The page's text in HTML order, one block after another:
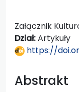
Załącznik
Dział:Artykuły
https://
Abstrakt